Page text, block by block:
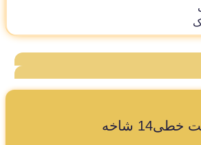
شاخه